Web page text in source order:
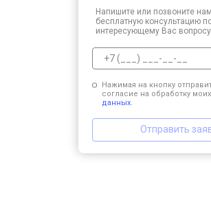
Напишите или позвоните
бесплатную консультацию
интересующему Вас вопросу.
Нажимая на кнопку
согласие на обработку моих
данных.
Отправить